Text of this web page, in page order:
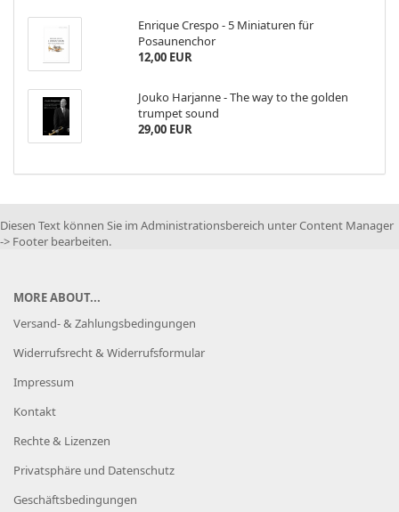
Enrique Crespo - 5 Miniaturen für
Posaunenchor
12,00 EUR
Jouko Harjanne - The way to the golden
trumpet sound
29,00 EUR
Diesen Text können Sie im Administrationsbereich unter Content Manager
-> Footer bearbeiten.
MORE ABOUT...
Versand- & Zahlungsbedingungen
Widerrufsrecht & Widerrufsformular
Impressum
Kontakt
Rechte & Lizenzen
Privatsphäre und Datenschutz
Geschäftsbedingungen